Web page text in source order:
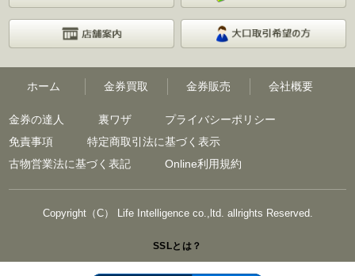
ホーム 金券買取 金券販売 会社概要
金券の達人 裏ワザ
プライバシーポリシー
免責事項
特定商取引法に基づく表示
古物営業法に基づく表記
Online利用規約
Copyright（C） Life Intelligence co.,ltd. allrights Reserved.
SSLとは？